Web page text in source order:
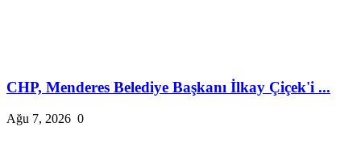
CHP, Menderes Belediye Başkanı İlkay Çiçek'i ...
Ağu 7, 2026 0